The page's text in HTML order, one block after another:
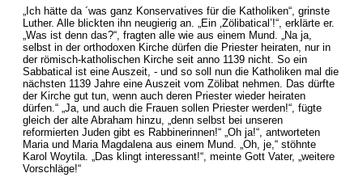
„Ich hätte da ´was ganz Konservatives für die Katholiken“, grinste
Luther. Alle blickten ihn neugierig an. „Ein ‚Zölibatical’!“, erklärte er.
„Was ist denn das?“, fragten alle wie aus einem Mund. „Na ja,
selbst in der orthodoxen Kirche dürfen die Priester heiraten, nur in
der römisch-katholischen Kirche seit anno 1139 nicht. So ein
Sabbatical ist eine Auszeit, - und so soll nun die Katholiken mal die
nächsten 1139 Jahre eine Auszeit vom Zölibat nehmen. Das dürfte
der Kirche gut tun, wenn auch deren Priester wieder heiraten
dürfen.“ „Ja, und auch die Frauen sollen Priester werden!“, fügte
gleich der alte Abraham hinzu, „denn selbst bei unseren
reformierten Juden gibt es Rabbinerinnen!“ „Oh ja!“, antworteten
Maria und Maria Magdalena aus einem Mund. „Oh, je,“ stöhnte
Karol Woytila. „Das klingt interessant!“, meinte Gott Vater, „weitere
Vorschläge!“